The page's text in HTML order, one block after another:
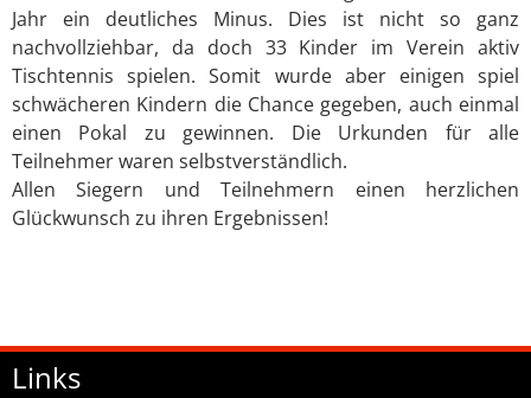
Jahr ein deutliches Minus. Dies ist nicht so ganz
nachvollziehbar, da doch 33 Kinder im Verein aktiv
Tischtennis spielen. Somit wurde aber einigen spiel
schwächeren Kindern die Chance gegeben, auch einmal
einen Pokal zu gewinnen. Die Urkunden für alle
Teilnehmer waren selbstverständlich.
Allen Siegern und Teilnehmern einen herzlichen
Glückwunsch zu ihren Ergebnissen!
Links